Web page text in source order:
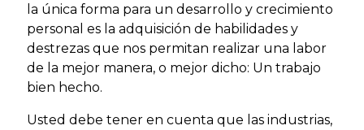
la única forma para un desarrollo y crecimiento
personal es la adquisición de habilidades y
destrezas que nos permitan realizar una labor
de la mejor manera, o mejor dicho: Un trabajo
bien hecho.
Usted debe tener en cuenta que las industrias,